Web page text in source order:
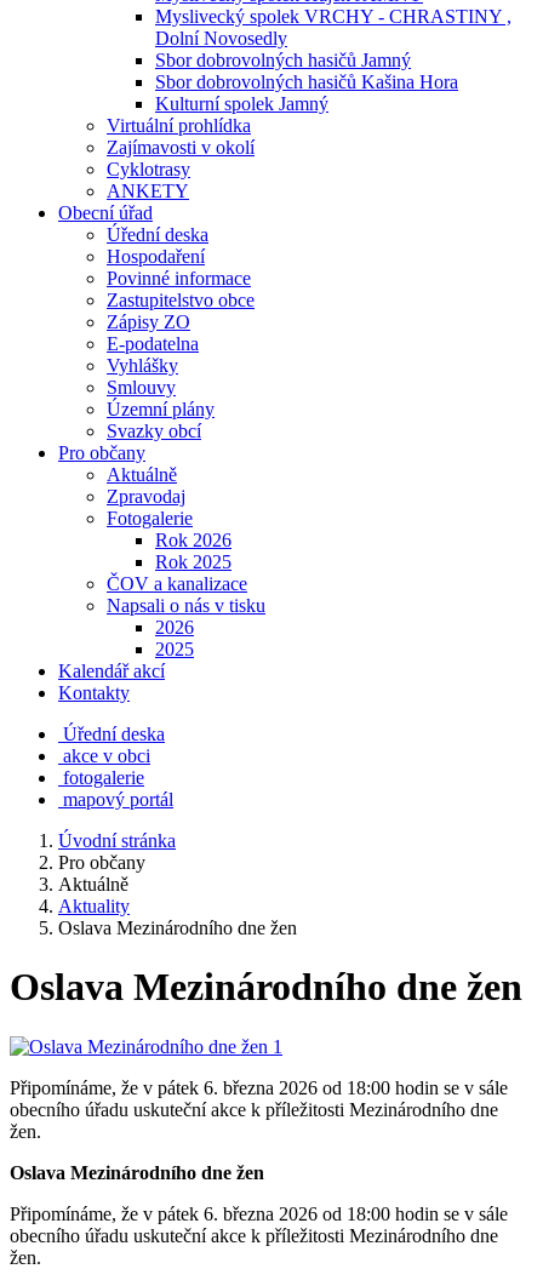
Myslivecký spolek VRCHY - CHRASTINY ,
Dolní Novosedly
Sbor dobrovolných hasičů Jamný
Sbor dobrovolných hasičů Kašina Hora
Kulturní spolek Jamný
Virtuální prohlídka
Zajímavosti v okolí
Cyklotrasy
ANKETY
Obecní úřad
Úřední deska
Hospodaření
Povinné informace
Zastupitelstvo obce
Zápisy ZO
E-podatelna
Vyhlášky
Smlouvy
Územní plány
Svazky obcí
Pro občany
Aktuálně
Zpravodaj
Fotogalerie
Rok 2026
Rok 2025
ČOV a kanalizace
Napsali o nás v tisku
2026
2025
Kalendář akcí
Kontakty
Úřední deska
akce v obci
fotogalerie
mapový portál
Úvodní stránka
Pro občany
Aktuálně
Aktuality
Oslava Mezinárodního dne žen
Oslava Mezinárodního dne žen
Připomínáme, že v pátek 6. března 2026 od 18:00 hodin se v sále
obecního úřadu uskuteční akce k příležitosti Mezinárodního dne
žen.
Oslava Mezinárodního dne žen
Připomínáme, že v pátek 6. března 2026 od 18:00 hodin se v sále
obecního úřadu uskuteční akce k příležitosti Mezinárodního dne
žen.